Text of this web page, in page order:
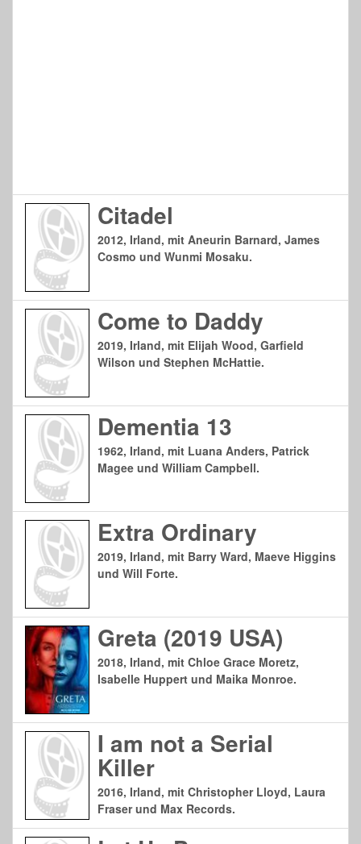
Citadel
2012, Irland, mit Aneurin Barnard, James
Cosmo und Wunmi Mosaku.
Come to Daddy
2019, Irland, mit Elijah Wood, Garfield
Wilson und Stephen McHattie.
Dementia 13
1962, Irland, mit Luana Anders, Patrick
Magee und William Campbell.
Extra Ordinary
2019, Irland, mit Barry Ward, Maeve Higgins
und Will Forte.
Greta (2019 USA)
2018, Irland, mit Chloe Grace Moretz,
Isabelle Huppert und Maika Monroe.
I am not a Serial
Killer
2016, Irland, mit Christopher Lloyd, Laura
Fraser und Max Records.